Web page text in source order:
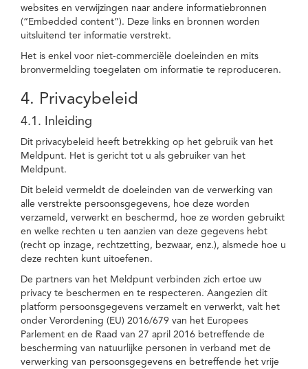
websites en verwijzingen naar andere informatiebronnen
(“Embedded content”). Deze links en bronnen worden
uitsluitend ter informatie verstrekt.
Het is enkel voor niet-commerciële doeleinden en mits
bronvermelding toegelaten om informatie te reproduceren.
4. Privacybeleid
4.1. Inleiding
Dit privacybeleid heeft betrekking op het gebruik van het
Meldpunt. Het is gericht tot u als gebruiker van het
Meldpunt.
Dit beleid vermeldt de doeleinden van de verwerking van
alle verstrekte persoonsgegevens, hoe deze worden
verzameld, verwerkt en beschermd, hoe ze worden gebruikt
en welke rechten u ten aanzien van deze gegevens hebt
(recht op inzage, rechtzetting, bezwaar, enz.), alsmede hoe u
deze rechten kunt uitoefenen.
De partners van het Meldpunt verbinden zich ertoe uw
privacy te beschermen en te respecteren. Aangezien dit
platform persoonsgegevens verzamelt en verwerkt, valt het
onder Verordening (EU) 2016/679 van het Europees
Parlement en de Raad van 27 april 2016 betreffende de
bescherming van natuurlijke personen in verband met de
verwerking van persoonsgegevens en betreffende het vrije